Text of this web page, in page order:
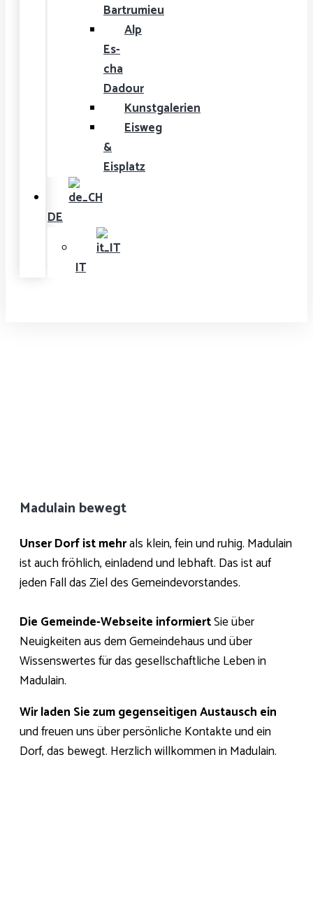
Bartrumieu
Alp
Es-
cha
Dadour
Kunstgalerien
Eisweg
&
Eisplatz
DE
IT
Madulain bewegt
Unser Dorf ist mehrals klein, fein und ruhig. Madulain
ist auch fröhlich, einladend und lebhaft. Das ist auf
jeden Fall das Ziel des Gemeindevorstandes.
Die Gemeinde-Webseite informiertSie über
Neuigkeiten aus dem Gemeindehaus und über
Wissenswertes für das gesellschaftliche Leben in
Madulain.
Wir laden Sie zum gegenseitigen Austausch ein
und freuen uns über persönliche Kontakte und ein
Dorf, das bewegt. Herzlich willkommen in Madulain.